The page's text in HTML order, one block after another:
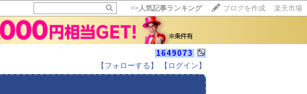
>>人気記事ランキング ブログを作成 楽天市場
1649073
【フォローする】 【ログイン】
15記事にいいね！で1ポイント